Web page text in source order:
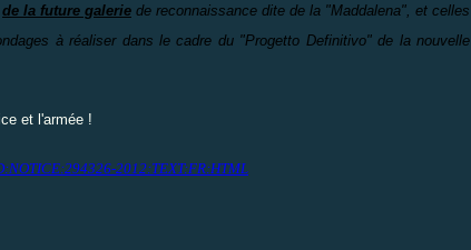
de la future galerie de reconnaissance dite de la "Maddalena", et celles
à réaliser dans le cadre du "Progetto Definitivo" de la nouvelle
et l'armée !
2012:TEXT:FR:HTML